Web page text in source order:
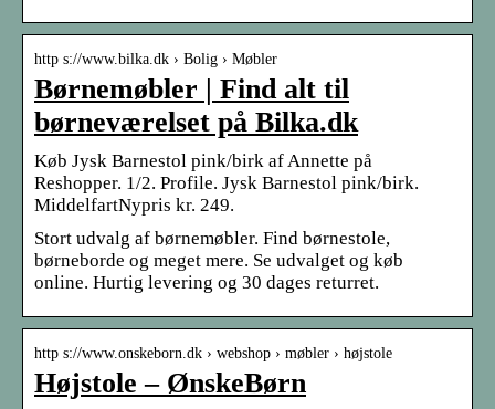
http s://www.bilka.dk › Bolig › Møbler
Børnemøbler | Find alt til
børneværelset på Bilka.dk
Køb Jysk Barnestol pink/birk af Annette på
Reshopper. 1/2. Profile. Jysk Barnestol pink/birk.
MiddelfartNypris kr. 249.
Stort udvalg af børnemøbler. Find børnestole,
børneborde og meget mere. Se udvalget og køb
online. Hurtig levering og 30 dages returret.
http s://www.onskeborn.dk › webshop › møbler › højstole
Højstole – ØnskeBørn